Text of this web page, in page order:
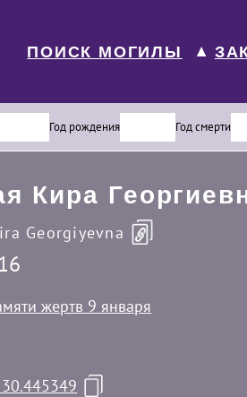
ПОИСК МОГИЛЫ ▼
Год рождения Год смерти
Кира
Georgiyevna
жертв 9 января